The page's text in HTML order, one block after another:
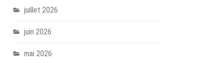
juillet 2026
juin 2026
mai 2026